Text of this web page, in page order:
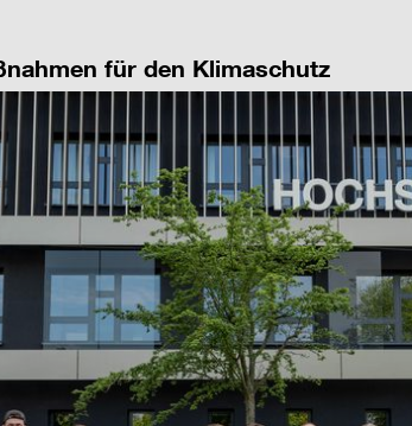
für den Klimaschutz